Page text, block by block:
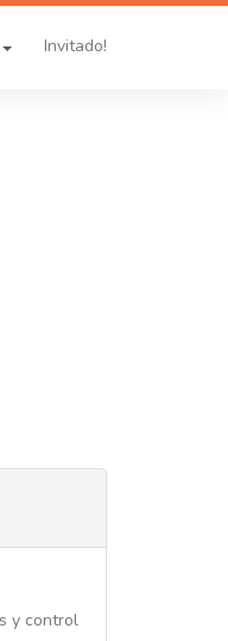
Invitado!
y control